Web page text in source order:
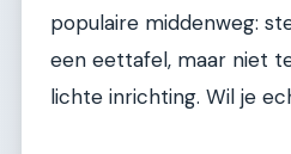
populaire middenweg:
een eettafel, maar niet
lichte inrichting. Wil je